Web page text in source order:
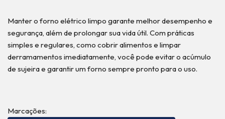
Manter o forno elétrico limpo garante melhor desempenho e
segurança, além de prolongar sua vida útil. Com práticas
simples e regulares, como cobrir alimentos e limpar
derramamentos imediatamente, você pode evitar o acúmulo
de sujeira e garantir um forno sempre pronto para o uso.
Marcações: